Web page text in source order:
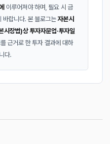
이루어져야 하며, 필요 시 금
바랍니다. 본 블로그는 자본시
시장법)상 투자자문업·투자일
를 근거로 한 투자 결과에 대하
다.